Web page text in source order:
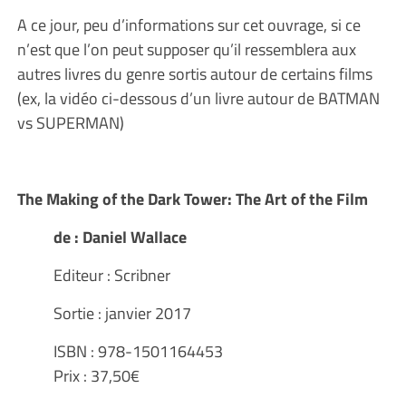
A ce jour, peu d’informations sur cet ouvrage, si ce
n’est que l’on peut supposer qu’il ressemblera aux
autres livres du genre sortis autour de certains films
(ex, la vidéo ci-dessous d’un livre autour de BATMAN
vs SUPERMAN)
The Making of the Dark Tower: The Art of the Film
de : Daniel Wallace
Editeur : Scribner
Sortie : janvier 2017
ISBN : 978-1501164453
Prix : 37,50€